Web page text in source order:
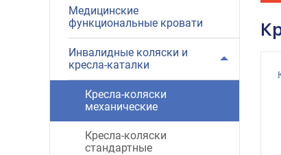
Медицинские
функциональные кровати
Инвалидные коляски и
кресла-каталки
Кресла-коляски
механические
Кресла-коляски
стандартные